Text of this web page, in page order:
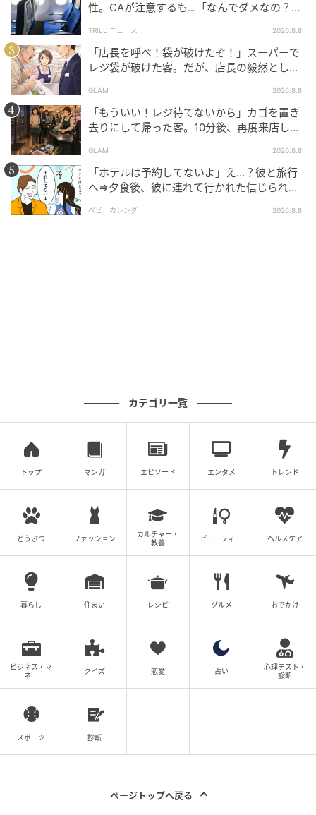
その後、Aは職場での態度をガラリと改め、周囲への
感謝を忘れない誠実な人間へと変わっていきました。
同僚たちとの関係も少しずつ改善して……。後日、僕は
同僚たちとともにAの結婚式に無事出席し、笑顔で2人
を祝福することができました。
今では職場の雰囲気もすっかり良くなり、Aとは仕事で
切磋琢磨し合う「良きライバル」となっています。そ
して、あのとき真っ先に声を上げて僕を助けてくれた
女性同期は、何でも相談できる一番の理解者になりま
した。
※本記事は、実際の体験談をもとに作成しています。
著者：ライター ベビーカレンダー編集部／ママトピ取
材班
ベビーカレンダー編集部／ムーンカレンダー編集室
元記事で読む
クリエイター情報
ベビーカレンダー
ベビーカレンダーは妊娠・出産・育児の情報サイト
です。みんなのクチコミや体験談から産婦人科検
索、おでかけ情報、離乳食レシピまで。月間利用者1
の記事をもっとみる
性。CAが注意するも…「なんでダメなの？」
TRILL ニュース 2026.8.8
「店長を呼べ！袋が破けたぞ！」スーパーで
レジ袋が破けた客。だが、店長の毅然とした
GLAM 2026.8.8
「もういい！レジ待てないから」カゴを置き
去りにして帰った客。10分後、再度来店した
GLAM 2026.8.8
「ホテルは予約してないよ」え…？彼と旅行
へ⇒夕食後、彼に連れて行かれた信じられな
ベビーカレンダー 2026.8.8
カテゴリ一覧
トップ マンガ エピソード エンタメ トレンド
どうぶつ ファッション
カルチャー・
教養
ビューティー ヘルスケア
暮らし 住まい レシピ グルメ おでかけ
ビジネス・マ
ネー
クイズ 恋愛 占い
心理テスト・
診断
スポーツ 診断
ページトップへ戻る